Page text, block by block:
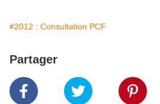
#2012 : Consultation PCF
Partager